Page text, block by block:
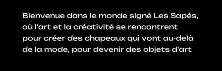
Bienvenue dans le monde signé Les Sapés,
où l'art et la créativité se rencontrent
pour créer des chapeaux qui vont au-delà
de la mode, pour devenir des objets d'art